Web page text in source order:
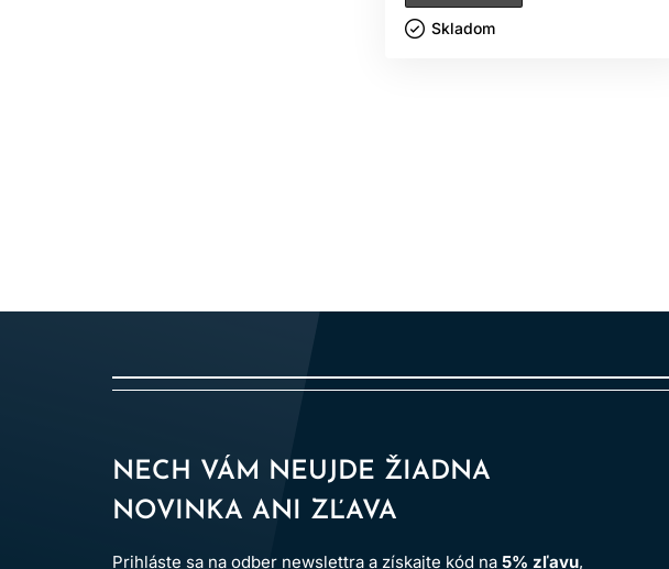
Skladom ㅤ
NECH VÁM NEUJDE ŽIADNA
NOVINKA ANI ZĽAVA
Prihláste sa na odber newslettra a získajte kód na 5% zľavu,